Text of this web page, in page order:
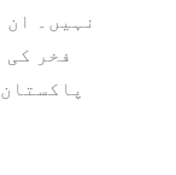
نہیں۔
فخر کی